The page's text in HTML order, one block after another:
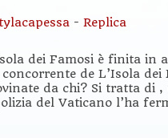
- Replica
dei Famosi è finita in
de L’Isola
da chi? Si tratta di
del Vaticano l’ha